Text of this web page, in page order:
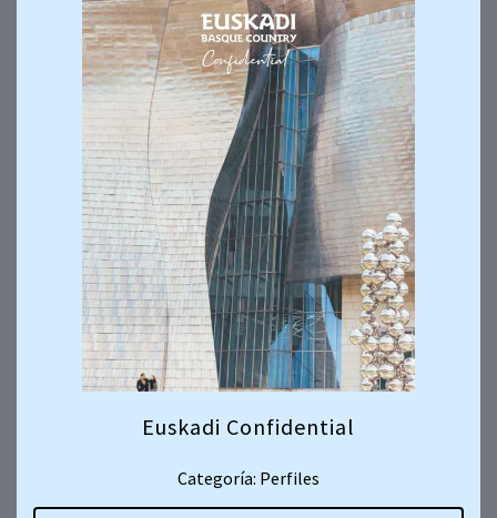
Euskadi Confidential
Categoría: Perfiles